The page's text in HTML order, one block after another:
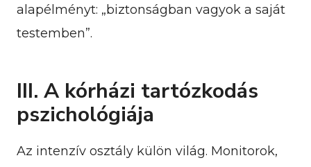
alapélményt: „biztonságban vagyok a saját
testemben”.
III. A kórházi tartózkodás
pszichológiája
Az intenzív osztály külön világ. Monitorok,